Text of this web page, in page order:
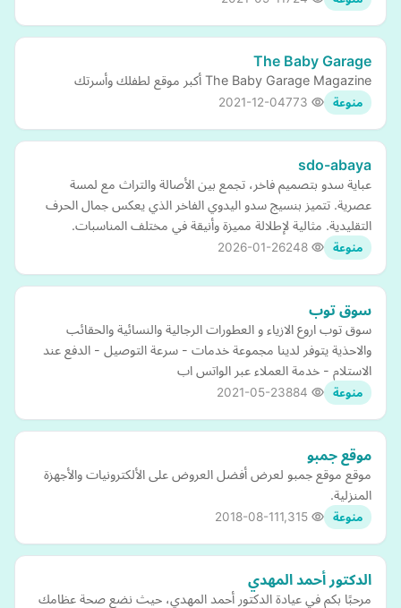
The Baby Garage
The Baby Garage Magazine أكبر موقع لطفلك وأسرتك
منوعة 2021-12-04
sdo-abaya
عباية سدو بتصميم فاخر، تجمع بين الأصالة والتراث مع لمسة
عصرية. تتميز بنسيج سدو اليدوي الفاخر الذي يعكس جمال الحرف
التقليدية. مثالية لإطلالة مميزة وأنيقة في مختلف المناسبات.
منوعة 2026-01-26
سوق توب
سوق توب اروع الازياء و العطورات الرجالية والنسائية والحقائب
والاحذية يتوفر لدينا مجموعة خدمات - سرعة التوصيل - الدفع عند
الاستلام - خدمة العملاء عبر الواتس اب
منوعة 2021-05-23
موقع جمبو
موقع موقع جمبو لعرض أفضل العروض على الألكترونيات والأجهزة
المنزلية.
منوعة 2018-08-11
الدكتور أحمد المهدي
مرحبًا بكم في عيادة الدكتور أحمد المهدي، حيث نضع صحة عظامك